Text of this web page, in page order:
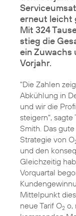
erneut leicht
Mit 324
stieg die
ein Zuwachs
Vorjahr.
"Die Zahlen
Abkühlung in
und wir die
steigern", sagte
Smith. Das
Strategie von O
und den
Gleichzeitig
Vorquartal
Mittelpunkt
neue Tarif O2 o,